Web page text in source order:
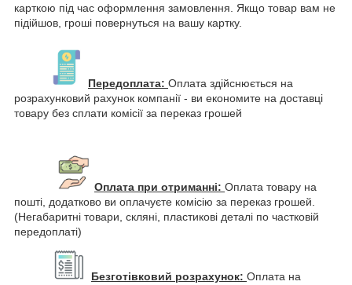
карткою під час оформлення замовлення. Якщо товар вам не
підійшов, гроші повернуться на вашу картку.
Передоплата: Оплата здійснюється на
розрахунковий рахунок компанії - ви економите на доставці
товару без сплати комісії за переказ грошей
Оплата при отриманні: Оплата товару на
пошті, додатково ви оплачуєте комісію за переказ грошей.
(Негабаритні товари, скляні, пластикові деталі по частковій
передоплаті)
Безготівковий розрахунок: Оплата на